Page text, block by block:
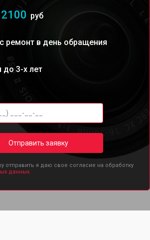
2100 руб
ремонт в день обращения
до 3-х лет
Отправить заявку
отправить я даю свое согласие на обработку
данных.